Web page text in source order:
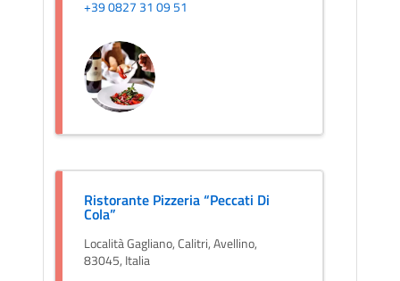
+39 0827 31 09 51
Ristorante Pizzeria “Peccati Di
Cola”
Località Gagliano, Calitri, Avellino,
83045, Italia